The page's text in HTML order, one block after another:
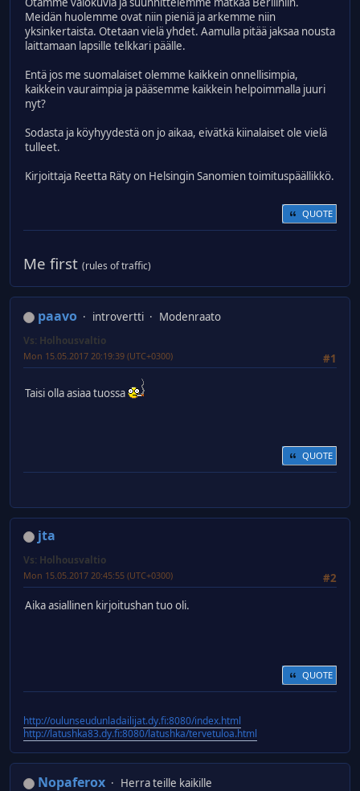
Meidän huolemme ovat niin pieniä ja arkemme niin
yksinkertaista. Otetaan vielä yhdet. Aamulla pitää jaksaa nousta
laittamaan lapsille telkkari päälle.
Entä jos me suomalaiset olemme kaikkein onnellisimpia,
kaikkein vauraimpia ja pääsemme kaikkein helpoimmalla juuri
nyt?
Sodasta ja köyhyydestä on jo aikaa, eivätkä kiinalaiset ole vielä
tulleet.
Kirjoittaja Reetta Räty on Helsingin Sanomien toimituspäällikkö.
QUOTE
Me first (rules of traffic)
paavo introvertti Modenraato
Vs: Holhousvaltio
#1
Mon 15.05.2017 20:19:39 (UTC+0300)
Taisi olla asiaa tuossa
QUOTE
jta
Vs: Holhousvaltio
#2
Mon 15.05.2017 20:45:55 (UTC+0300)
Aika asiallinen kirjoitushan tuo oli.
QUOTE
http://oulunseudunladailijat.dy.fi:8080/index.html
http://latushka83.dy.fi:8080/latushka/tervetuloa.html
Nopaferox Herra teille kaikille